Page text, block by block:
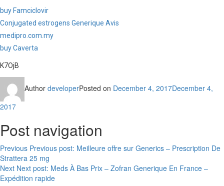
buy Famciclovir
Conjugated estrogens Generique Avis
medipro.com.my
buy Caverta
K7OjB
Author developerPosted on December 4, 2017December 4,
2017
Post navigation
Previous Previous post: Meilleure offre sur Generics – Prescription De
Strattera 25 mg
Next Next post: Meds À Bas Prix – Zofran Generique En France –
Expédition rapide